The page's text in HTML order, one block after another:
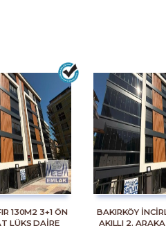
130M2 3+1 ÖN
LÜKS DAİRE
BAKIRKÖY
AKILLI 2.